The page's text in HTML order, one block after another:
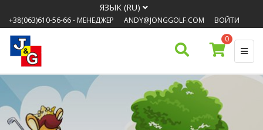
ЯЗЫК (RU)
+38(063)610-56-66- МЕНЕДЖЕР ANDY@JONGGOLF.COM
ВОЙТИ
0